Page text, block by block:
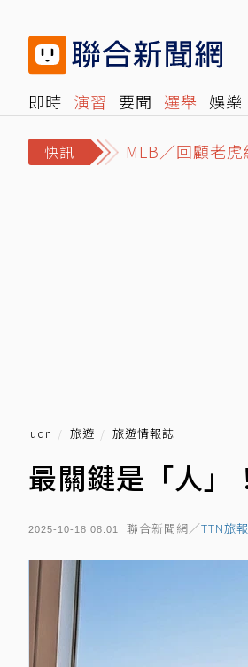
即時 演習 要聞 選舉 娛樂
快訊
MLB／回顧老
中部地區國中
udn 旅遊 旅遊情報誌
最關鍵是「人」
2025-10-18 08:01 聯合新聞網／TTN旅報